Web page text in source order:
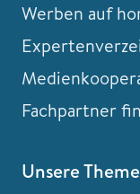
Werben auf
Fachpartner
Unsere